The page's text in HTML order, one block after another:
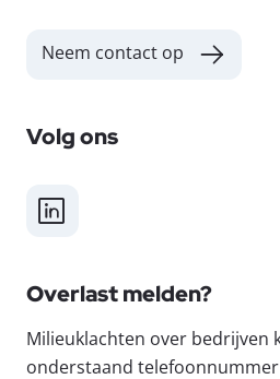
Neem contact op
Volg ons
LinkedIn
Overlast melden?
Milieuklachten over bedrijven
onderstaand telefoonnummer